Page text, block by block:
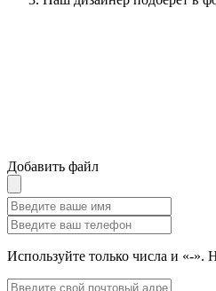
Добавить файл
Используйте только числа и «-».